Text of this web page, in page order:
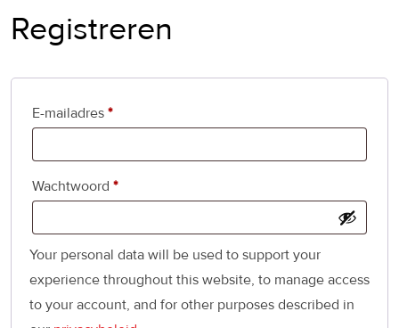
Registreren
E-mailadres *Vereist
Wachtwoord *Vereist
Your personal data will be used to support your
experience throughout this website, to manage access
to your account, and for other purposes described in